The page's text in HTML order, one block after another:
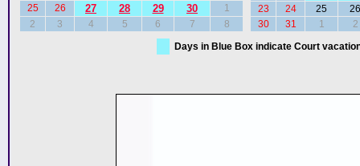
25 26 27 28 29 30
1
2
3 4 5 6 7 8
23 24 25
26
30
31 1
2
Days in Blue Box indicate Court